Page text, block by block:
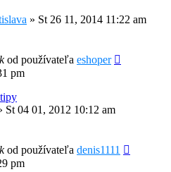
» St 26 11, 2014 11:22 am
od používateľa eshoper
pm
St 04 01, 2012 10:12 am
od používateľa denis1111
pm